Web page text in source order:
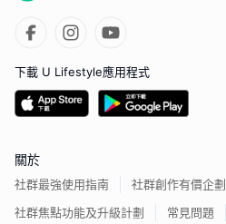
下載 U Lifestyle應用程式
關於
社群最強使用指南
社群創作有價企劃
社群焦點功能及升級計劃
常見問題